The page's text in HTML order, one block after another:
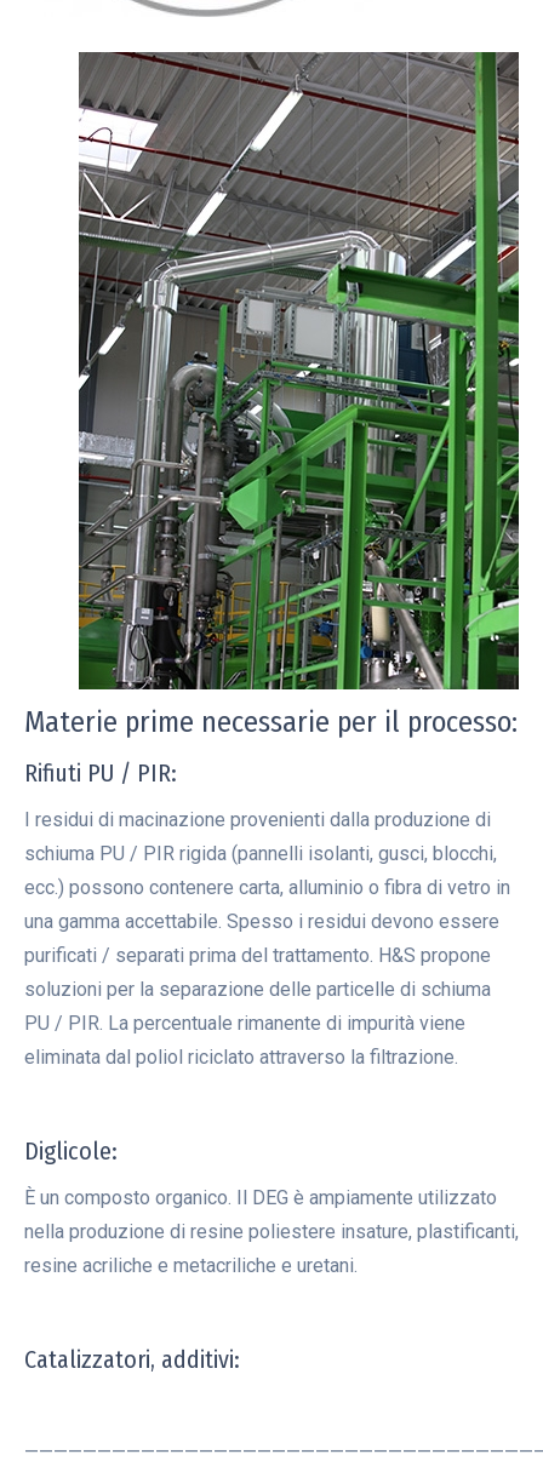
Materie prime necessarie per il processo:
Rifiuti PU / PIR:
I residui di macinazione provenienti dalla produzione di
schiuma PU / PIR rigida (pannelli isolanti, gusci, blocchi,
ecc.) possono contenere carta, alluminio o fibra di vetro in
una gamma accettabile. Spesso i residui devono essere
purificati / separati prima del trattamento. H&S propone
soluzioni per la separazione delle particelle di schiuma
PU / PIR. La percentuale rimanente di impurità viene
eliminata dal poliol riciclato attraverso la filtrazione.
Diglicole:
È un composto organico. Il DEG è ampiamente utilizzato
nella produzione di resine poliestere insature, plastificanti,
resine acriliche e metacriliche e uretani.
Catalizzatori, additivi: